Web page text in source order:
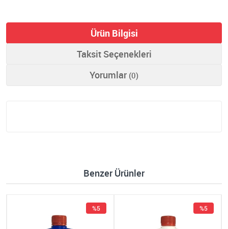
Ürün Bilgisi
Taksit Seçenekleri
Yorumlar (0)
Benzer Ürünler
%5 %5